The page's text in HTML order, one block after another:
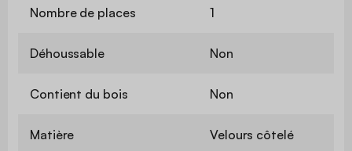
Nombre de places 1
Déhoussable Non
Contient du bois Non
Matière Velours côtelé